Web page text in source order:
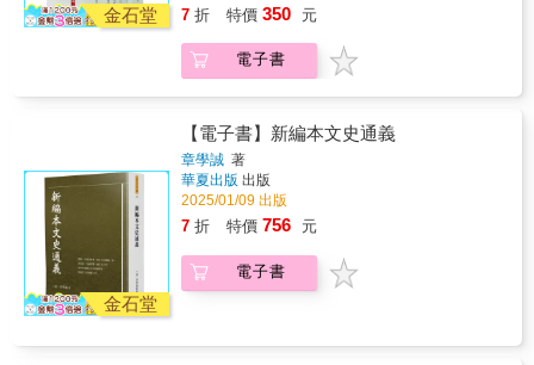
恩，豪爽地將「鱉寶」相贈，幫馮生換回潑天
富貴《黎氏》則是沒品行的士子隨便領個蕩婦
回家做繼妻，結果後娘化狼，吃掉子女。狼變
後娘的事是想像，狼一樣的後娘卻真實存
法則：一是一言既出，駟馬難追；二是受他人
恩惠，哪怕付出生命也要報答。蒲松齡按理想
主義構想，創造出一批重然諾、重情誼、講義
氣的精靈，讀他們的故事，感受的是人生的窮
通禍福，現實的愛恨情仇。
大師馬瑞芳品讀聊齋志異—狐卷》一代美學宗
後，就很難免地愛上了那些夜半美女。」這些
「夜半美女」多半是狐女。她們風華絕代、風
情萬種地向讀者款款走來，她們各有各的勾魂
用的題材。傳統觀念認為，狐是妖獸，是狡猾
的動物，狐狸精化為美女蠱惑男子，吸人精
氣，采陽補陰。《聊齋》的狐狸精們思想開
放，富有活力，行為豁達，不受封建禮法約
束，既用迷人風采吸引男人眼球，又充滿獨立
膽地恨，想合就義無反顧地合，不想合就拂袖
而去。《嬌娜》。用狐狸精修煉的紅丸治病救
手上拿著一個大葫蘆……〈占據古宅的柳將
軍〉，出自《宣室志》◎唐朝有個叫李約的人
有天連夜趕路送信，他靠在樹下休息時，遇到
時，卻又要求李約趕快把他放下來，李約不理
他，忽然覺得背上變輕了，有個物品墜落到地
上……〈求人背負的棺材板〉，出自《三水小
牘》◆在中國傳統文學與民間傳說中，精怪故
事佔有重要地位。古人認為飛禽走獸、家禽家
畜、草木花卉、水族鱗蟲，乃至於門戶器物，
只要存在足夠長的時間，便能修煉成精。這些
精怪得道後，能夠變化形態、幻化人形，甚至
類。直到明清的故事中，精怪的形象逐漸變得
金石堂
文觀止成書於清康熙三十四年（1695年），付
印問世以來，流傳甚廣，雅俗共賞，影響非常
廣泛。書中選編了上起東周、下至明代的二百
策論、遊記、書信、筆記等，所錄者，以左
傳、國語、戰國策、禮記及史記之文較多；兩
漢詔策書表點綴其間；而以唐宋八大家之文為
主，佔三分之一強；明文續其末，均為古籍中
精華及名家之代表作。（維基百科）
7 折 特價 350 元
電子書
金石堂
【電子書】新編本文史通義
章學誠 著
華夏出版 出版
2025/01/09 出版
7 折 特價 756 元
電子書